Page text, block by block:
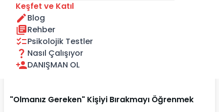
Keşfet ve Katıl
Blog
Rehber
Psikolojik Testler
Nasıl Çalışıyor
DANIŞMAN OL
"Olmanız Gereken" Kişiyi Bırakmayı Öğrenmek